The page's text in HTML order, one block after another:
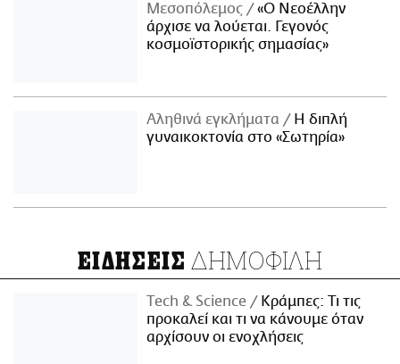
Μεσοπόλεμος
«Ο Νεοέλλην
άρχισε να λούεται. Γεγονός
κοσμοϊστορικής σημασίας»
Αληθινά εγκλήματα
Η διπλή
γυναικοκτονία στο «Σωτηρία»
ΕΙΔΗΣΕΙΣ ΔΗΜΟΦΙΛΗ
Τech & Science
Κράμπες: Τι τις
προκαλεί και τι να κάνουμε όταν
αρχίσουν οι ενοχλήσεις